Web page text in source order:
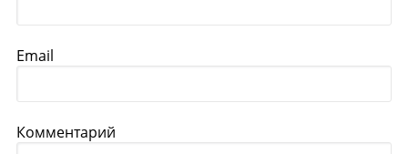
Email
Комментарий